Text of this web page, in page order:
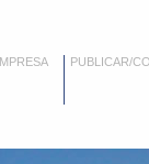
PUBLICAR/